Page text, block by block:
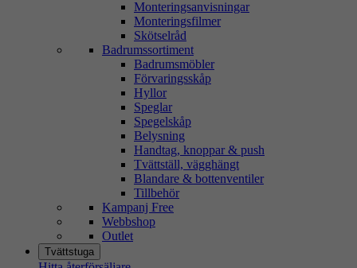
Monteringsanvisningar
Monteringsfilmer
Skötselråd
Badrumssortiment
Badrumsmöbler
Förvaringsskåp
Hyllor
Speglar
Spegelskåp
Belysning
Handtag, knoppar & push
Tvättställ, vägghängt
Blandare & bottenventiler
Tillbehör
Kampanj Free
Webbshop
Outlet
Tvättstuga